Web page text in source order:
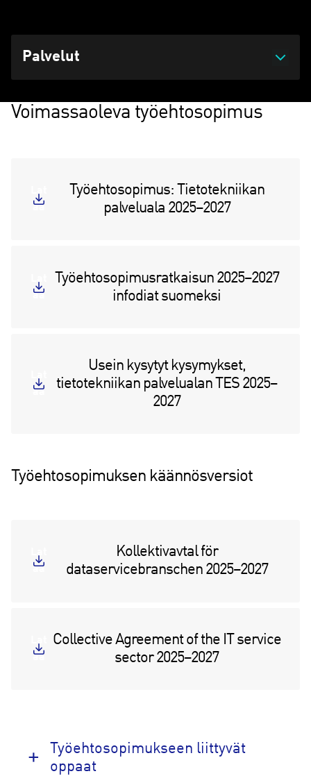
Palvelut
Voimassaoleva työehtosopimus
Työehtosopimus: Tietotekniikan
palveluala 2025–2027
Lat
aa
Työehtosopimusratkaisun 2025–2027
infodiat suomeksi
aa
Usein kysytyt kysymykset,
tietotekniikan palvelualan TES 2025–
2027
aa
Työehtosopimuksen käännösversiot
Kollektivavtal för
dataservicebranschen 2025–2027
Lat
aa
Collective Agreement of the IT service
sector 2025–2027
aa
Työehtosopimukseen liittyvät
oppaat